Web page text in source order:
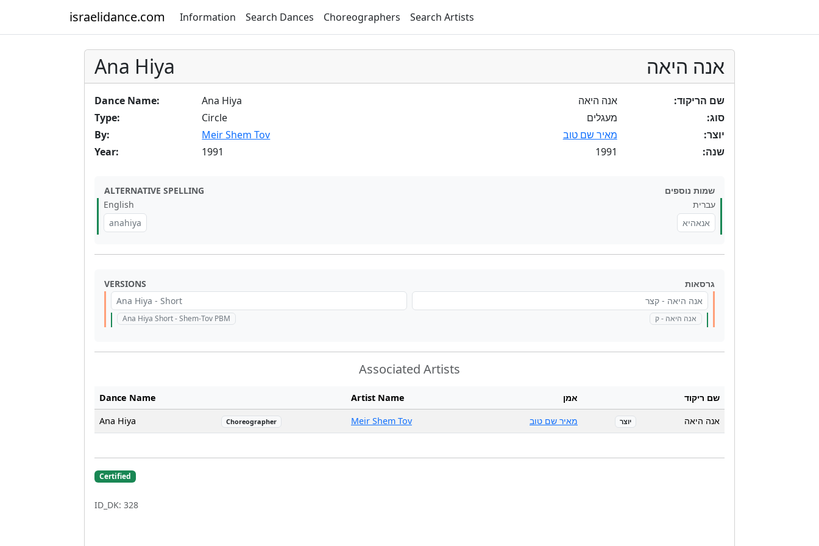
israelidance.com Information Search Dances Choreographers Search Artists
Ana Hiya אנה היאה
Dance Name:
Ana Hiya
Type:
Circle
By:
Meir Shem Tov
Year:
1991
שם הריקוד:
אנה היאה
סוג:
מעגלים
יוצר:
מאיר שם טוב
שנה:
1991
ALTERNATIVE SPELLING
שמות נוספים
English
anahiya
עברית
אנאהיא
VERSIONS
גרסאות
Ana Hiya - Short
Ana Hiya Short - Shem-Tov PBM
אנה היאה - קצר
אנה היאה - ק
Associated Artists
Dance Name Artist Name אמן
שם ריקוד
Ana Hiya
Choreographer Meir Shem Tov מאיר שם טוב יוצר אנה היאה
Certified
ID_DK: 328